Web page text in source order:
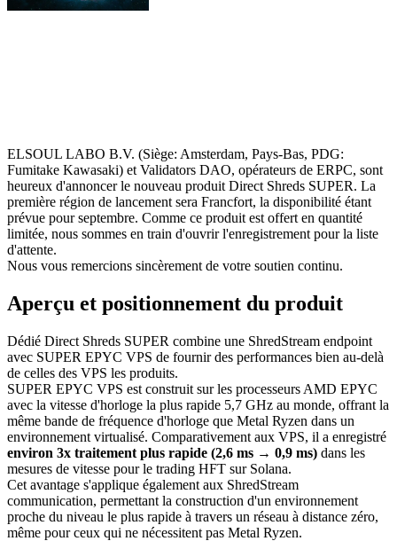
ELSOUL LABO B.V. (Siège: Amsterdam, Pays-Bas, PDG:
Fumitake Kawasaki) et Validators DAO, opérateurs de ERPC, sont
heureux d'annoncer le nouveau produit Direct Shreds SUPER. La
première région de lancement sera Francfort, la disponibilité étant
prévue pour septembre. Comme ce produit est offert en quantité
limitée, nous sommes en train d'ouvrir l'enregistrement pour la liste
d'attente.
Nous vous remercions sincèrement de votre soutien continu.
Aperçu et positionnement du produit
Dédié Direct Shreds SUPER combine une ShredStream endpoint
avec SUPER EPYC VPS de fournir des performances bien au-delà
de celles des VPS les produits.
SUPER EPYC VPS est construit sur les processeurs AMD EPYC
avec la vitesse d'horloge la plus rapide 5,7 GHz au monde, offrant la
même bande de fréquence d'horloge que Metal Ryzen dans un
environnement virtualisé. Comparativement aux VPS, il a enregistré
environ 3x traitement plus rapide (2,6 ms → 0,9 ms) dans les
mesures de vitesse pour le trading HFT sur Solana.
Cet avantage s'applique également aux ShredStream
communication, permettant la construction d'un environnement
proche du niveau le plus rapide à travers un réseau à distance zéro,
même pour ceux qui ne nécessitent pas Metal Ryzen.